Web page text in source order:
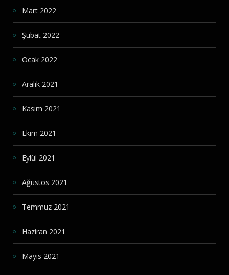
Mart 2022
Şubat 2022
Ocak 2022
Aralık 2021
Kasım 2021
Ekim 2021
Eylül 2021
Ağustos 2021
Temmuz 2021
Haziran 2021
Mayıs 2021